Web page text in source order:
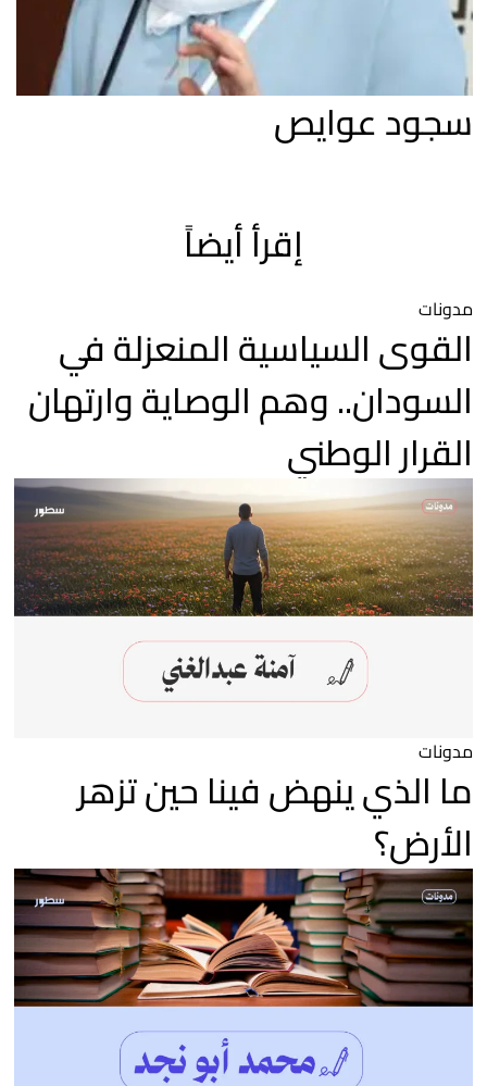
سجود عوايص
إقرأ أيضاً
مدونات
القوى السياسية المنعزلة في
السودان.. وهم الوصاية وارتهان
القرار الوطني
مدونات
ما الذي ينهض فينا حين تزهر
الأرض؟